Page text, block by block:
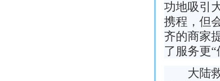
功地吸引
携程，但
齐的商家
了服务更
大陆救